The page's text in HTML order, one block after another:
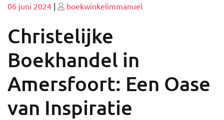
Geplaatst
06 juni 2024 | Geplaatst
boekwinkelimmanuel
Christelijke
Boekhandel in
Amersfoort: Een Oase
van Inspiratie